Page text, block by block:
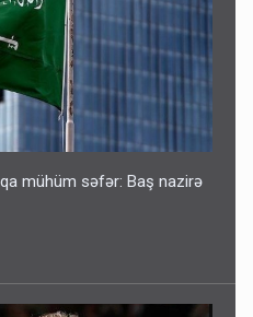
mühüm səfər: Baş nazirə